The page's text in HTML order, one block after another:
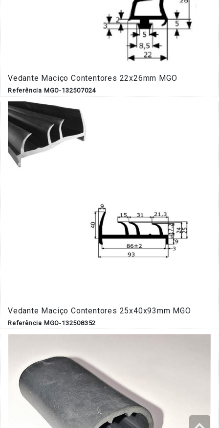
Vedante Maciço Contentores 22x26mm MGO
Referência MGO-132507024
Vedante Maciço Contentores 25x40x93mm MGO
Referência MGO-132508352